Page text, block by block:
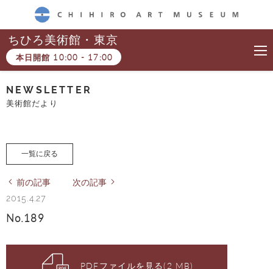
CHIHIRO ART MUSEUM
ちひろ美術館・東京
本日開館 10:00 - 17:00
NEWSLETTER
美術館だより
一覧に戻る
前の記事 次の記事
2015.4.27
No.189
PDFファイルを見る(2 MB)